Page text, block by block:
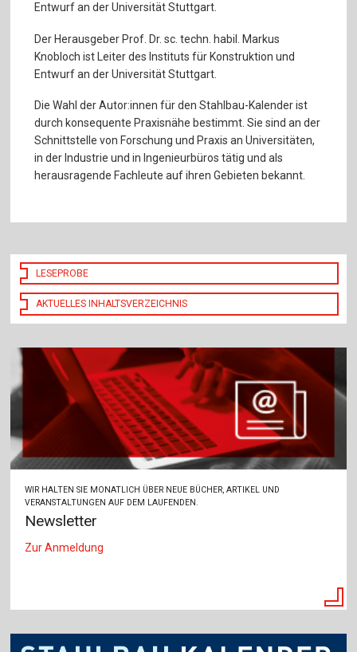
Entwurf an der Universität Stuttgart.
Der Herausgeber Prof. Dr. sc. techn. habil. Markus
Knobloch ist Leiter des Instituts für Konstruktion und
Entwurf an der Universität Stuttgart.
Die Wahl der Autor:innen für den Stahlbau-Kalender ist
durch konsequente Praxisnähe bestimmt. Sie sind an der
Schnittstelle von Forschung und Praxis an Universitäten,
in der Industrie und in Ingenieurbüros tätig und als
herausragende Fachleute auf ihren Gebieten bekannt.
LESEPROBE
AKTUELLES INHALTSVERZEICHNIS
WIR HALTEN SIE MONATLICH ÜBER NEUE BÜCHER, ARTIKEL UND
VERANSTALTUNGEN AUF DEM LAUFENDEN.
Newsletter
Zur Anmeldung